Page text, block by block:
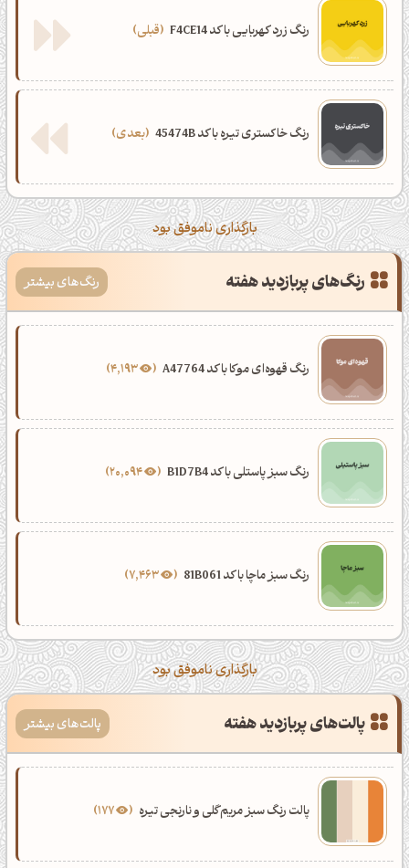
رنگ زرد کهربایی با کد F4CE14 قبلی
رنگ خاکستری تیره با کد 45474B بعدی
بارگذاری ناموفق بود
رنگ‌های پربازدید هفته رنگ‌های بیشتر
رنگ قهوه‌ای موکا با کد A47764 4,193
رنگ سبز پاستلی با کد B1D7B4 20,094
رنگ سبز ماچا با کد 81B061 7,463
بارگذاری ناموفق بود
پالت‌های پربازدید هفته پالت‌های بیشتر
پالت رنگ سبز مریم‌گلی و نارنجی تیره 177